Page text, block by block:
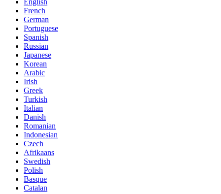
English
French
German
Portuguese
Spanish
Russian
Japanese
Korean
Arabic
Irish
Greek
Turkish
Italian
Danish
Romanian
Indonesian
Czech
Afrikaans
Swedish
Polish
Basque
Catalan